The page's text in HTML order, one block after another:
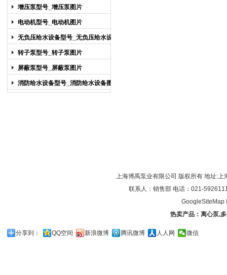
增压泵型号_增压泵图片
电动机型号_电动机图片
无负压给水设备型号_无负压给水设备
图片
转子泵型号_转子泵图片
屏蔽泵型号_屏蔽泵图片
消防给水设备型号_消防给水设备图片
上海博禹泵业有限公司 版权所有 地址:
联系人：销售部 电话：021-
GoogleSiteMap
热卖产品： 离心泵,
分享到： QQ空间 新浪微博 腾讯微博 人人网 微信